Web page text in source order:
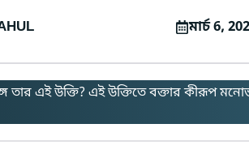
মার্চ 6,
তার এই উক্তি? এই উক্তিতে বক্তার কীরূপ